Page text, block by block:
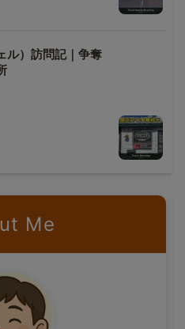
ル）訪問記｜争奪
Me